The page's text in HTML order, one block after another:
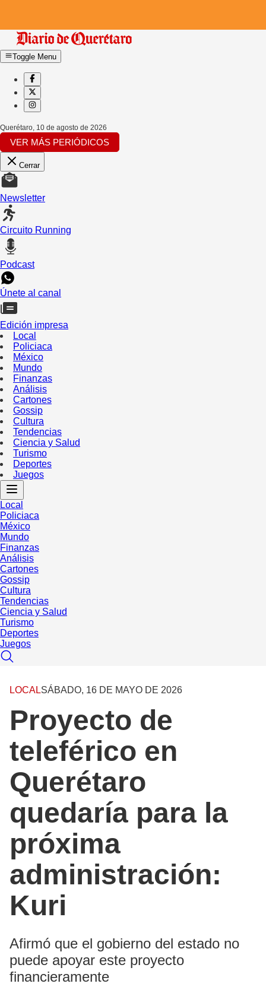
Toggle Menu
Querétaro, 10 de agosto de 2026
VER MÁS PERIÓDICOS
Cerrar
Newsletter
Circuito Running
Podcast
Únete al canal
Edición impresa
Local
Policiaca
México
Mundo
Finanzas
Análisis
Cartones
Gossip
Cultura
Tendencias
Ciencia y Salud
Turismo
Deportes
Juegos
Local
Policiaca
México
Mundo
Finanzas
Análisis
Cartones
Gossip
Cultura
Tendencias
Ciencia y Salud
Turismo
Deportes
Juegos
LOCALSÁBADO, 16 DE MAYO DE 2026
Proyecto de
teleférico en
Querétaro
quedaría para la
próxima
administración:
Kuri
Afirmó que el gobierno del estado no
puede apoyar este proyecto
financieramente